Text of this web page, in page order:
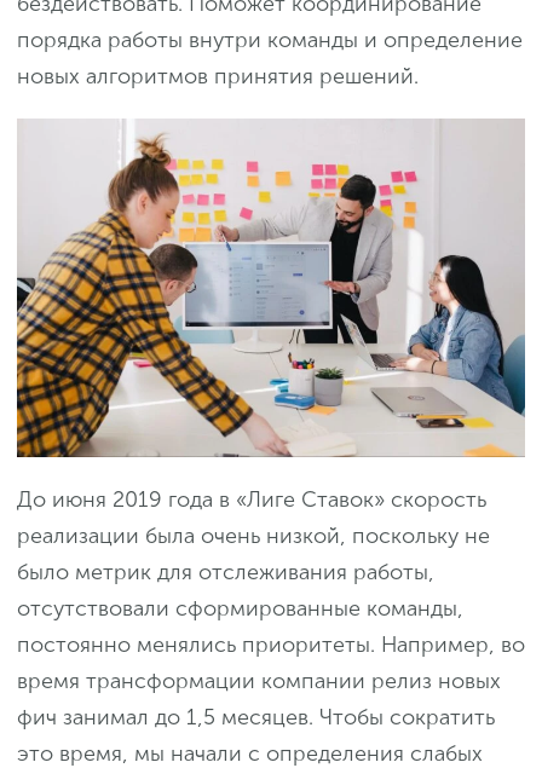
порядка работы внутри команды и определение
новых алгоритмов принятия решений.
До июня 2019 года в «Лиге Ставок» скорость
реализации была очень низкой, поскольку не
было метрик для отслеживания работы,
отсутствовали сформированные команды,
постоянно менялись приоритеты. Например, во
время трансформации компании релиз новых
фич занимал до 1,5 месяцев. Чтобы сократить
это время, мы начали с определения слабых